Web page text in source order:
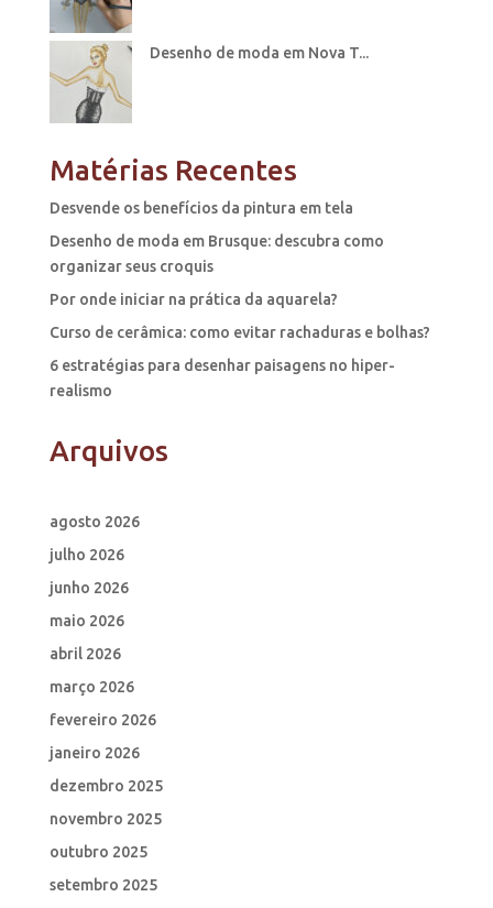
Desenho de moda em Nova T...
Matérias Recentes
Desvende os benefícios da pintura em tela
Desenho de moda em Brusque: descubra como
organizar seus croquis
Por onde iniciar na prática da aquarela?
Curso de cerâmica: como evitar rachaduras e bolhas?
6 estratégias para desenhar paisagens no hiper-
realismo
Arquivos
agosto 2026
julho 2026
junho 2026
maio 2026
abril 2026
março 2026
fevereiro 2026
janeiro 2026
dezembro 2025
novembro 2025
outubro 2025
setembro 2025